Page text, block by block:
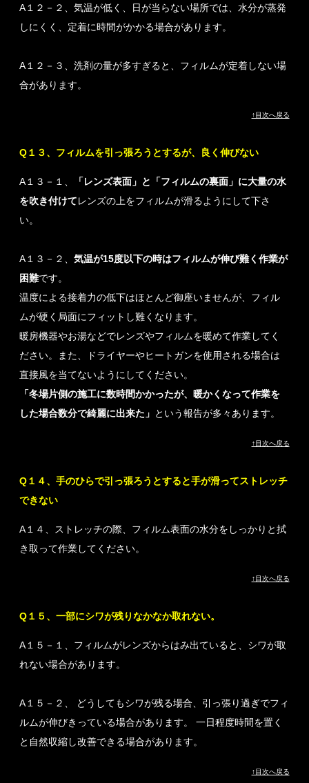
A１２－２、気温が低く、日が当らない場所では、水分が蒸発
しにくく、定着に時間がかかる場合があります。
A１２－３、洗剤の量が多すぎると、フィルムが定着しない場
合があります。
↑目次へ戻る
Q１３、フィルムを引っ張ろうとするが、良く伸びない
A１３－１、
「レンズ表面」と「フィルムの裏面」に大量の水
を吹き付けてレンズの上をフィルムが滑るようにして下さ
い。
A１３－２、気温が15度以下の時はフィルムが伸び難く作業が
困難です。
温度による接着力の低下はほとんど御座いませんが、フィル
ムが硬く局面にフィットし難くなります。
暖房機器やお湯などでレンズやフィルムを暖めて作業してく
ださい。また、ドライヤーやヒートガンを使用される場合は
直接風を当てないようにしてください。
「冬場片側の施工に数時間かかったが、暖かくなって作業を
した場合数分で綺麗に出来た」 という報告が多々あります。
↑目次へ戻る
Q１４、手のひらで引っ張ろうとすると手が滑ってストレッチ
できない
A１４、ストレッチの際、フィルム表面の水分をしっかりと拭
き取って作業してください。
↑目次へ戻る
Q１５、一部にシワが残りなかなか取れない。
A１５－１、フィルムがレンズからはみ出ていると、シワが取
れない場合があります。
A１５－２、 どうしてもシワが残る場合、引っ張り過ぎでフィ
ルムが伸びきっている場合があります。 一日程度時間を置く
と自然収縮し改善できる場合があります。
↑目次へ戻る